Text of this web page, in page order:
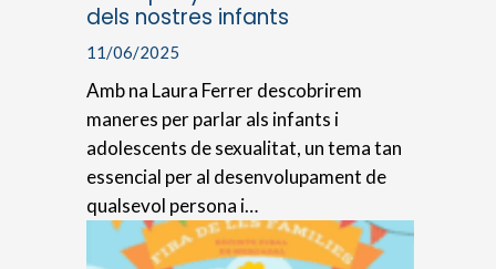
dels nostres infants
11/06/2025
Amb na Laura Ferrer descobrirem
maneres per parlar als infants i
adolescents de sexualitat, un tema tan
essencial per al desenvolupament de
qualsevol persona i…